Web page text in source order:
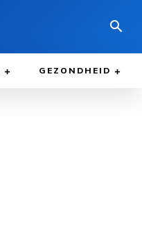
GEZONDHEID